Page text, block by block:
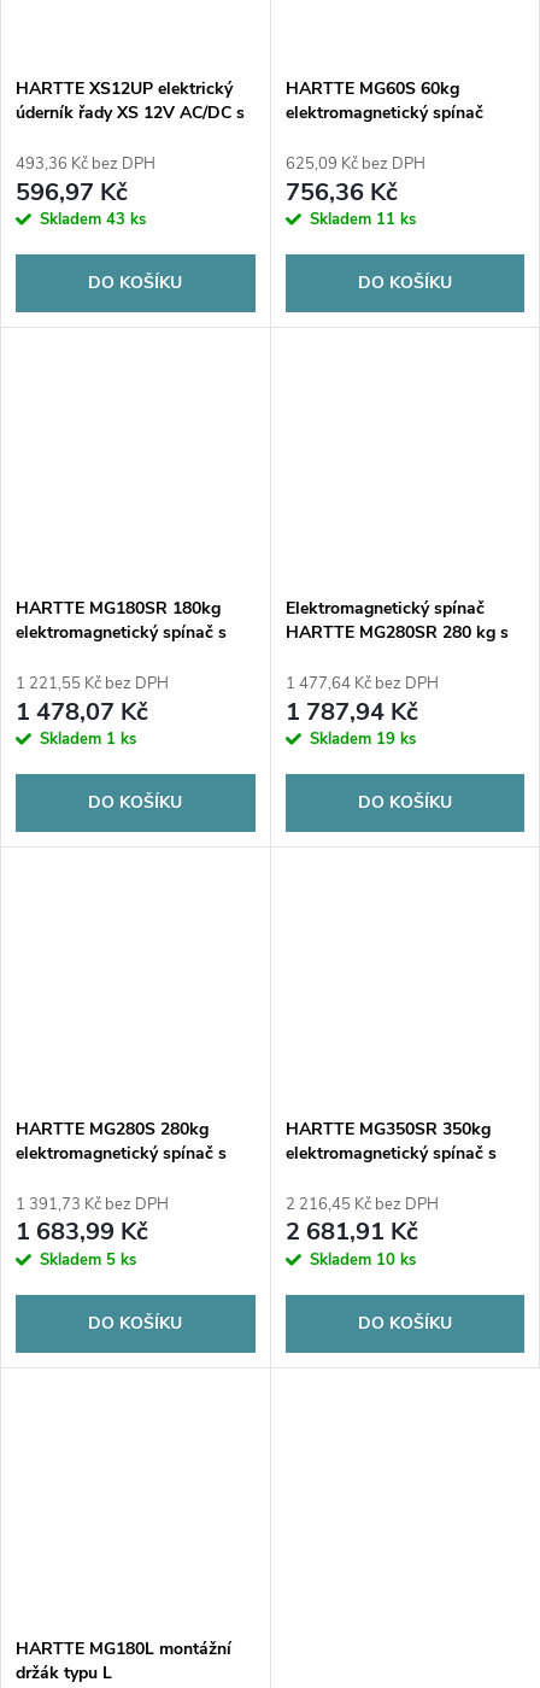
HARTTE XS12UP elektrický
úderník řady XS 12V AC/DC s
493,36 Kč bez DPH
596,97 Kč
Skladem 43 ks
DO KOŠÍKU
HARTTE MG60S 60kg
elektromagnetický spínač
625,09 Kč bez DPH
756,36 Kč
Skladem 11 ks
DO KOŠÍKU
HARTTE MG180SR 180kg
elektromagnetický spínač s
1 221,55 Kč bez DPH
1 478,07 Kč
Skladem 1 ks
DO KOŠÍKU
Elektromagnetický spínač
HARTTE MG280SR 280 kg s
1 477,64 Kč bez DPH
1 787,94 Kč
Skladem 19 ks
DO KOŠÍKU
HARTTE MG280S 280kg
elektromagnetický spínač s
1 391,73 Kč bez DPH
1 683,99 Kč
Skladem 5 ks
DO KOŠÍKU
HARTTE MG350SR 350kg
elektromagnetický spínač s
2 216,45 Kč bez DPH
2 681,91 Kč
Skladem 10 ks
DO KOŠÍKU
HARTTE MG180L montážní
držák typu L